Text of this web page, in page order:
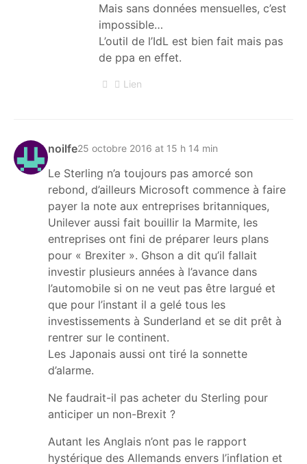
Mais sans données mensuelles, c’est
impossible…
L’outil de l’IdL est bien fait mais pas
de ppa en effet.
Lien
noilfe25 octobre 2016 at 15 h 14 min
Le Sterling n’a toujours pas amorcé son
rebond, d’ailleurs Microsoft commence à faire
payer la note aux entreprises britanniques,
Unilever aussi fait bouillir la Marmite, les
entreprises ont fini de préparer leurs plans
pour « Brexiter ». Ghson a dit qu’il fallait
investir plusieurs années à l’avance dans
l’automobile si on ne veut pas être largué et
que pour l’instant il a gelé tous les
investissements à Sunderland et se dit prêt à
rentrer sur le continent.
Les Japonais aussi ont tiré la sonnette
d’alarme.
Ne faudrait-il pas acheter du Sterling pour
anticiper un non-Brexit ?
Autant les Anglais n’ont pas le rapport
hystérique des Allemands envers l’inflation et